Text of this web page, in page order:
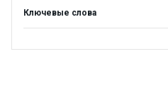
Ключевые слова